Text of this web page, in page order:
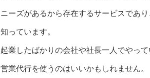
ニーズがあるから存在するサービスであ
知っています。
起業したばかりの会社や社長一人でやっ
営業代行を使うのはいいかもしれません。